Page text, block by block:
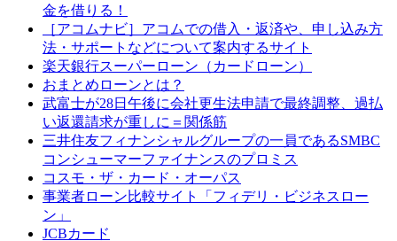
金を借りる！
［アコムナビ］アコムでの借入・返済や、申し込み方
法・サポートなどについて案内するサイト
楽天銀行スーパーローン（カードローン）
おまとめローンとは？
武富士が28日午後に会社更生法申請で最終調整、過払
い返還請求が重しに＝関係筋
三井住友フィナンシャルグループの一員であるSMBC
コンシューマーファイナンスのプロミス
コスモ・ザ・カード・オーパス
事業者ローン比較サイト「フィデリ・ビジネスロー
ン」
JCBカード